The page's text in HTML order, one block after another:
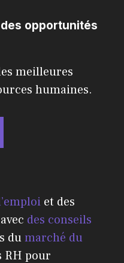
opportunités
meilleures
humaines.
et des
des conseils
dumarché du
RH pour